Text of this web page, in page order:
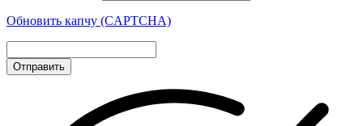
Обновить капчу (CAPTCHA)
Отправить